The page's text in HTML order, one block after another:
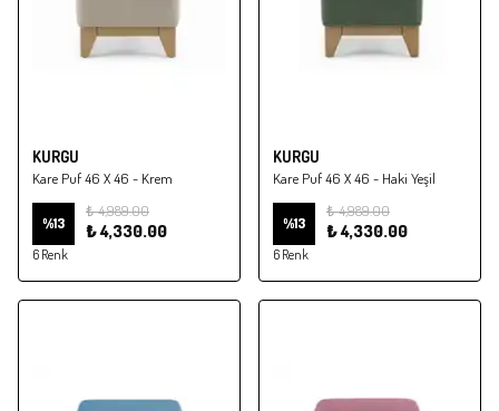
KURGU
Kare Puf 46 X 46 - Krem
%13
₺ 4,989.00
₺ 4,330.00
6 Renk
KURGU
Kare Puf 46 X 46 - Haki Yeşil
%13
₺ 4,989.00
₺ 4,330.00
6 Renk